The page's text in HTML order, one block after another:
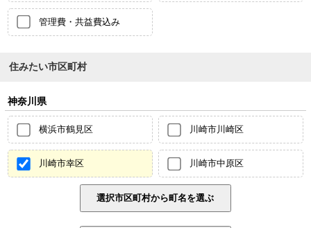
管理費・共益費込み
住みたい市区町村
神奈川県
横浜市鶴見区 川崎市川崎区
川崎市幸区 川崎市中原区